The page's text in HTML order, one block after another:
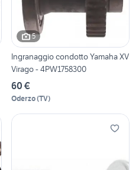
5
Ingranaggio condotto Yamaha XV
Virago - 4PW1758300
60 €
Oderzo(TV)